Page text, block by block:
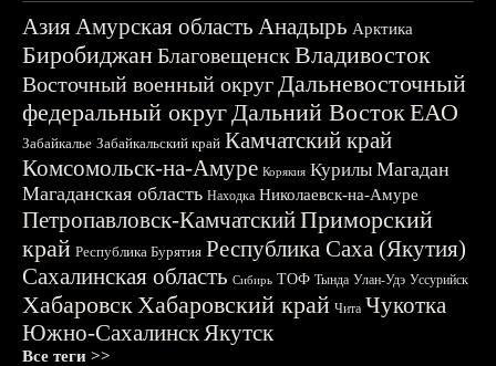
АзияАмурская область Анадырь Арктика
БиробиджанБлаговещенскВладивосток
Восточный военный округДальневосточный
федеральный округДальний ВостокЕАО
Забайкалье Забайкальский край Камчатский край
Комсомольск-на-Амуре Корякия Курилы Магадан
Магаданская область Находка Николаевск-на-Амуре
Петропавловск-КамчатскийПриморский
край Республика Бурятия Республика Саха (Якутия)
Сахалинская область Сибирь ТОФ Тында Улан-Удэ Уссурийск
ХабаровскХабаровский край Чита Чукотка
Южно-СахалинскЯкутск
Все теги >>